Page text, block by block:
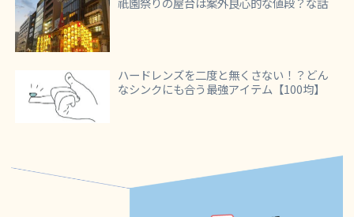
ハードレンズを二度と無くさない！？どん
なシンクにも合う最強アイテム【100均】